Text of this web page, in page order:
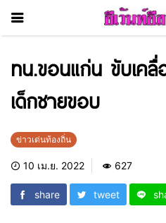
ทน.ขอนแก่น ขับเค
เด็กชายขอบ
ข่าวเด่นท้องถิ่น
10 เม.ย. 2022 627
share tweet